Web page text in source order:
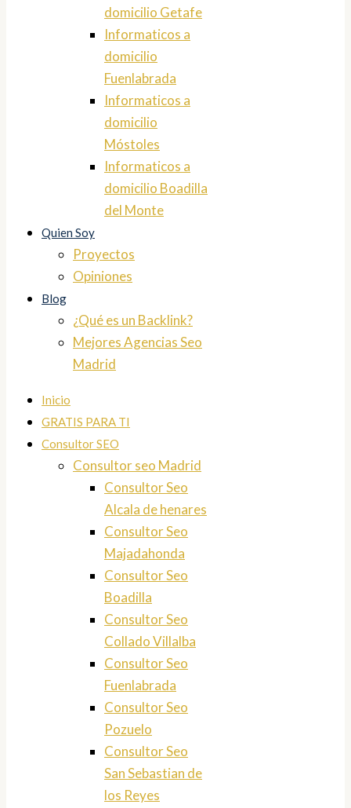
domicilio Getafe
Informaticos a
domicilio
Fuenlabrada
Informaticos a
domicilio
Móstoles
Informaticos a
domicilio Boadilla
del Monte
Quien Soy
Proyectos
Opiniones
Blog
¿Qué es un Backlink?
Mejores Agencias Seo
Madrid
Inicio
GRATIS PARA TI
Consultor SEO
Consultor seo Madrid
Consultor Seo
Alcala de henares
Consultor Seo
Majadahonda
Consultor Seo
Boadilla
Consultor Seo
Collado Villalba
Consultor Seo
Fuenlabrada
Consultor Seo
Pozuelo
Consultor Seo
San Sebastian de
los Reyes